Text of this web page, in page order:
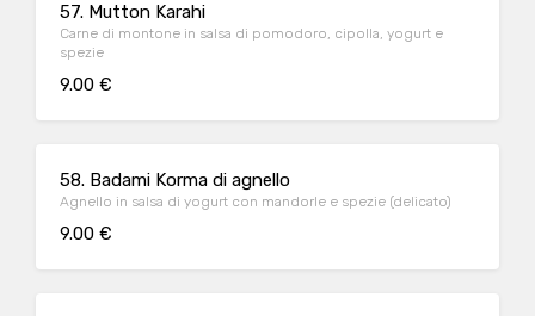
57. Mutton Karahi
Carne di montone in salsa di pomodoro, cipolla, yogurt e
spezie
9.00 €
58. Badami Korma di agnello
Agnello in salsa di yogurt con mandorle e spezie (delicato)
9.00 €